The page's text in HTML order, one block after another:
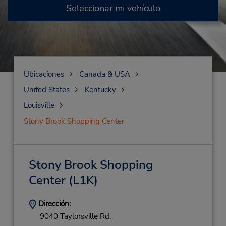
Seleccionar mi vehículo
Ubicaciones
Canada & USA
United States
Kentucky
Louisville
Stony Brook Shopping Center
Stony Brook Shopping
Center(L1K)
Dirección:
9040 Taylorsville Rd,